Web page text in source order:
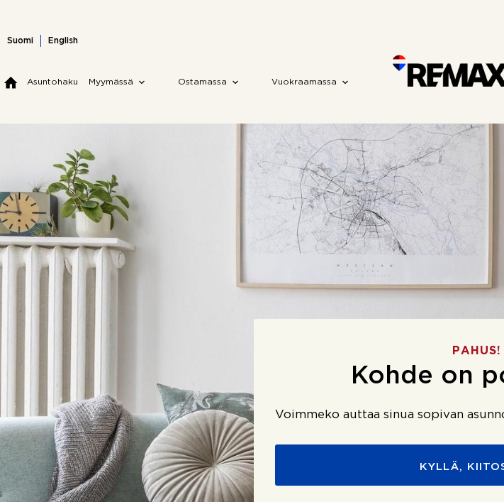
content
Suomi English
Asuntohaku Myymässä Ostamassa Vuokraamassa
PAHUS!
Kohde on
Voimmeko auttaa sinua sopivan
KYLLÄ,